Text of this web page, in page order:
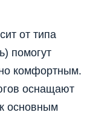
от типа
помогут
комфортным.
оснащают
основным